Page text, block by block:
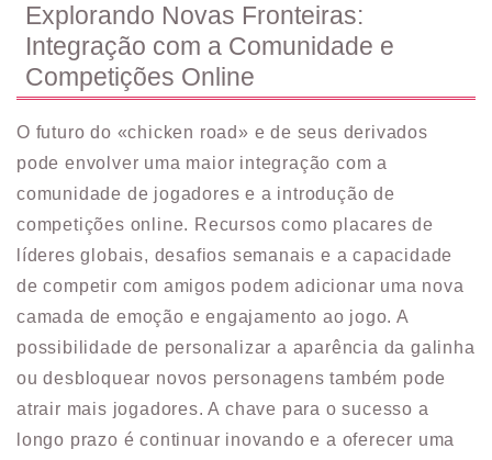
Explorando Novas Fronteiras:
Integração com a Comunidade e
Competições Online
O futuro do «chicken road» e de seus derivados
pode envolver uma maior integração com a
comunidade de jogadores e a introdução de
competições online. Recursos como placares de
líderes globais, desafios semanais e a capacidade
de competir com amigos podem adicionar uma nova
camada de emoção e engajamento ao jogo. A
possibilidade de personalizar a aparência da galinha
ou desbloquear novos personagens também pode
atrair mais jogadores. A chave para o sucesso a
longo prazo é continuar inovando e a oferecer uma